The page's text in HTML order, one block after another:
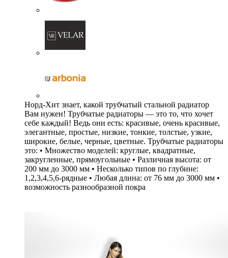
Норд-Хит знает, какой трубчатый стальной радиатор
Вам нужен! Трубчатые радиаторы — это то, что хочет
себе каждый! Ведь они есть: красивые, очень красивые,
элегантные, простые, низкие, тонкие, толстые, узкие,
широкие, белые, черные, цветные. Трубчатые радиаторы
это: • Множество моделей: круглые, квадратные,
закругленные, прямоугольные • Различная высота: от
200 мм до 3000 мм • Несколько типов по глубине:
1,2,3,4,5,6-рядные • Любая длина: от 76 мм до 3000 мм •
возможность разнообразной покра